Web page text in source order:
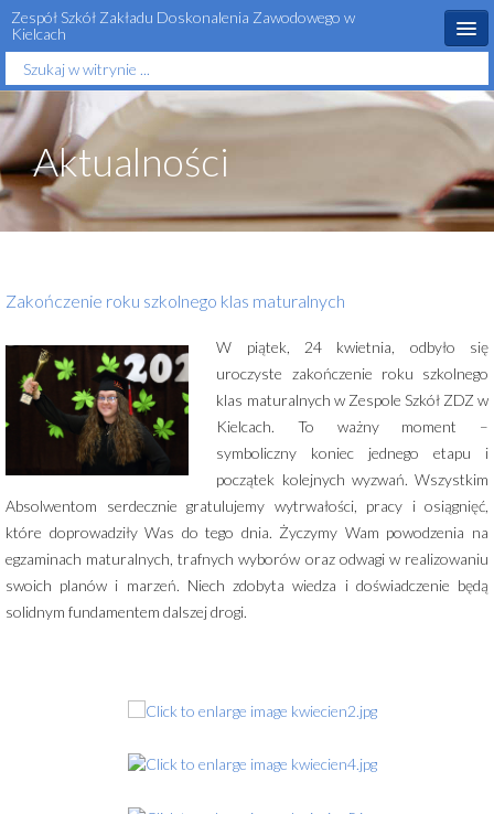
Zespół Szkół Zakładu Doskonalenia Zawodowego w
Kielcach
Start
O szkole
Rekrutacja
Aktualności
Dla rodzica
Szkolne sukcesy
Kontakt
Szukaj...
Aktualności
Zakończenie roku szkolnego klas maturalnych
W piątek, 24 kwietnia, odbyło się
uroczyste zakończenie roku szkolnego
klas maturalnych w Zespole Szkół ZDZ w
Kielcach. To ważny moment –
symboliczny koniec jednego etapu i
początek kolejnych wyzwań. Wszystkim
Absolwentom serdecznie gratulujemy wytrwałości, pracy i osiągnięć,
które doprowadziły Was do tego dnia. Życzymy Wam powodzenia na
egzaminach maturalnych, trafnych wyborów oraz odwagi w realizowaniu
swoich planów i marzeń. Niech zdobyta wiedza i doświadczenie będą
solidnym fundamentem dalszej drogi.